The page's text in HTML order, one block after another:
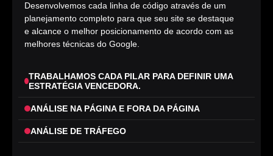
Desenvolvemos cada linha de código através de um
planejamento completo para que seu site se destaque
e alcance o melhor posicionamento de acordo com as
melhores técnicas do Google.
TRABALHAMOS CADA PILAR PARA DEFINIR UMA
ESTRATÉGIA VENCEDORA.
ANÁLISE NA PÁGINA E FORA DA PÁGINA
ANÁLISE DE TRÁFEGO